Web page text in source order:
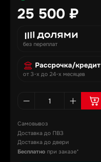
25 500 ₽
без переплат
Рассрочка/кредит
от 3-х до 24-х месяцев
Самовывоз
Доставка до ПВЗ
Доставка до двери
Бесплатно при заказе*